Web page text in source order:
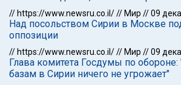
// https://www.newsru.co.il/// Мир //09
Над посольством Сирии в Москве
оппозиции
// https://www.newsru.co.il/// Мир //09
Глава комитета Госдумы по
базам в Сирии ничего не угрожает"